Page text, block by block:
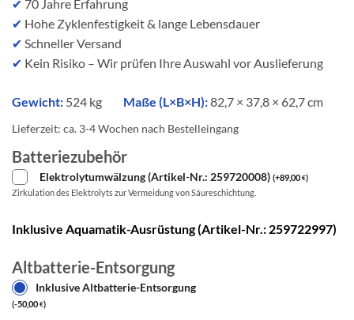
✔ 70 Jahre Erfahrung
✔ Hohe Zyklenfestigkeit & lange Lebensdauer
✔ Schneller Versand
✔ Kein Risiko – Wir prüfen Ihre Auswahl vor Auslieferung
Gewicht: 524 kg Maße (L×B×H):82,7 × 37,8 × 62,7 cm
Lieferzeit: ca. 3-4 Wochen nach Bestelleingang
Batteriezubehör
Elektrolytumwälzung (Artikel-Nr.: 259720008) (+89,00 €)
Zirkulation des Elektrolyts zur Vermeidung von Säureschichtung.
Inklusive Aquamatik-Ausrüstung (Artikel-Nr.: 259722997)
Altbatterie-Entsorgung
Inklusive Altbatterie-Entsorgung
(-50,00 €)